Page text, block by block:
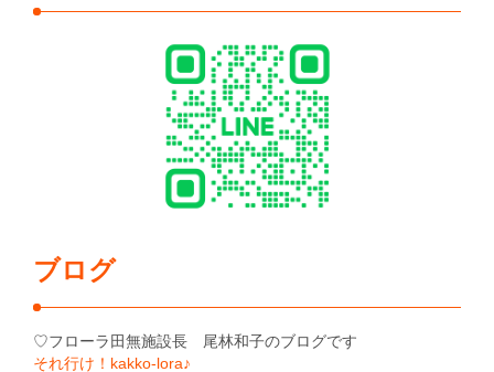
ブログ
♡フローラ田無施設長 尾林和子のブログです
それ行け！kakko-lora♪